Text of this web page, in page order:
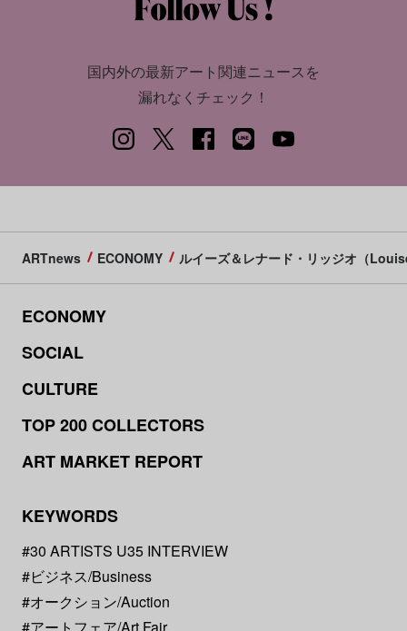
国内外の最新アート関連ニュースを
漏れなくチェック！
ARTnews ECONOMY ルイーズ＆レナード・リッジオ（
ECONOMY
SOCIAL
CULTURE
TOP 200 COLLECTORS
ART MARKET REPORT
KEYWORDS
#30 ARTISTS U35 INTERVIEW
#ビジネス/Business
#オークション/Auction
#アートフェア/Art Fair